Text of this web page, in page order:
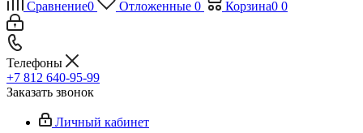
Сравнение0 Отложенные 0 Корзина0 0
Телефоны
+7 812 640-95-99
Заказать звонок
Личный кабинет